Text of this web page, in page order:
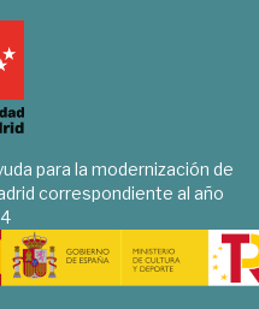
para la modernización de
correspondiente al año